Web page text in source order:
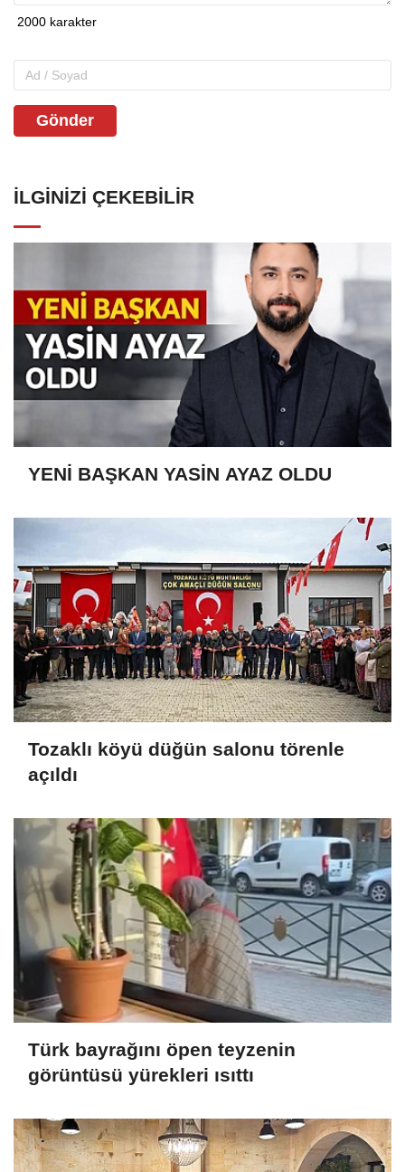
Gönder
İLGINIZI ÇEKEBILIR
YENİ BAŞKAN YASİN AYAZ OLDU
Tozaklı köyü düğün salonu törenle
açıldı
Türk bayrağını öpen teyzenin
görüntüsü yürekleri ısıttı